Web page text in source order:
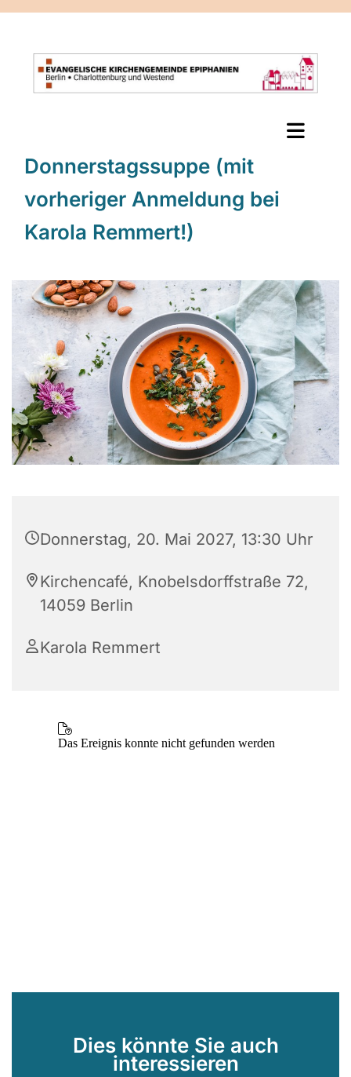
Donnerstagssuppe (mit
vorheriger Anmeldung bei
Karola Remmert!)
Donnerstag, 20. Mai 2027, 13:30 Uhr
Kirchencafé, Knobelsdorffstraße 72,
14059 Berlin
Karola Remmert
Dies könnte Sie auch
interessieren